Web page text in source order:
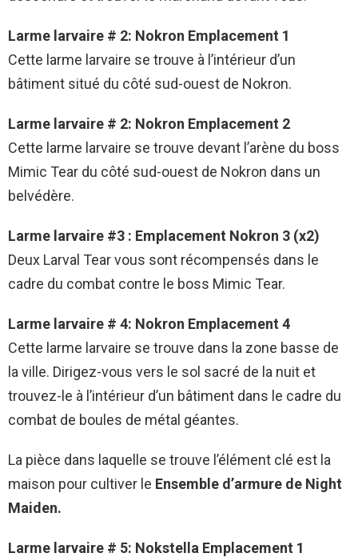
Larme larvaire # 2: Nokron Emplacement 1
Cette larme larvaire se trouve à l’intérieur d’un
bâtiment situé du côté sud-ouest de Nokron.
Larme larvaire # 2: Nokron Emplacement 2
Cette larme larvaire se trouve devant l’arène du boss
Mimic Tear du côté sud-ouest de Nokron dans un
belvédère.
Larme larvaire #3 : Emplacement Nokron 3 (x2)
Deux Larval Tear vous sont récompensés dans le
cadre du combat contre le boss Mimic Tear.
Larme larvaire # 4: Nokron Emplacement 4
Cette larme larvaire se trouve dans la zone basse de
la ville. Dirigez-vous vers le sol sacré de la nuit et
trouvez-le à l’intérieur d’un bâtiment dans le cadre du
combat de boules de métal géantes.
La pièce dans laquelle se trouve l’élément clé est la
maison pour cultiver le Ensemble d’armure de Night
Maiden.
Larme larvaire # 5: Nokstella Emplacement 1